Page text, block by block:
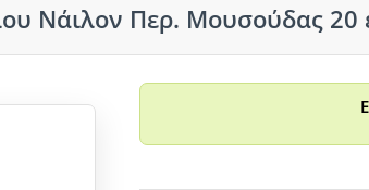
Νάιλον Περ. Μουσούδας 20